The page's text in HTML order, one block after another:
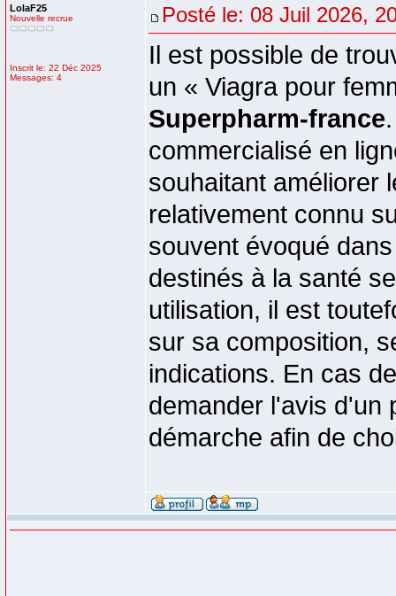
LolaF25
Nouvelle recrue
Inscrit le: 22 Déc 2025
Messages: 4
Posté le: 08 Juil 2026,
Il est possible de
un « Viagra pour
Superpharm-france
commercialisé en
souhaitant améliorer
relativement connu
souvent évoqué
destinés à la santé
utilisation, il est
sur sa composition,
indications. En cas
demander l'avis d'un
démarche afin de